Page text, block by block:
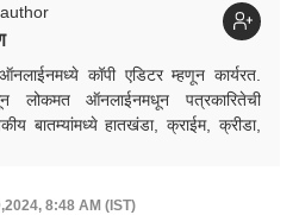
ऑनलाईनमध्ये कॉपी एडिटर म्हणून कार्यरत.
लोकमत ऑनलाईनमधून पत्रकारितेची
बातम्यांमध्ये हातखंडा, क्राईम, क्रीडा,
8:48 AM (IST)